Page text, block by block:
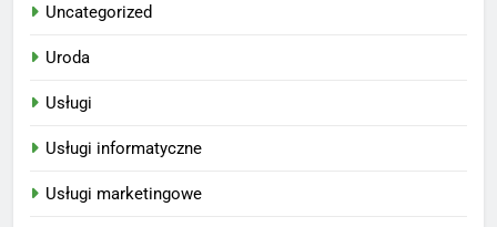
Uncategorized
Uroda
Usługi
Usługi informatyczne
Usługi marketingowe